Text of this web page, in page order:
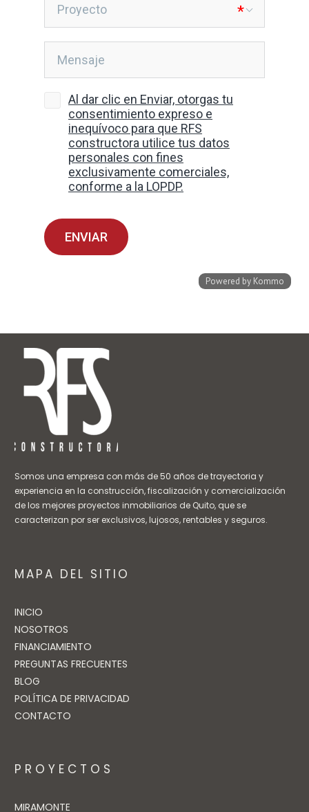
Somos una empresa con más de 50 años de trayectoria y
experiencia en la construcción, fiscalización y comercialización
de los mejores proyectos inmobiliarios de Quito, que se
caracterizan por ser exclusivos, lujosos, rentables y seguros.
MAPA DEL SITIO
INICIO
NOSOTROS
FINANCIAMIENTO
PREGUNTAS FRECUENTES
BLOG
POLÍTICA DE PRIVACIDAD
CONTACTO
PROYECTOS
MIRAMONTE